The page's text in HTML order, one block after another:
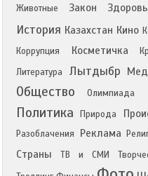
Животные
Закон
История Казахстан Кино
Коррупция Косметичка
Литература Лытдыбр
Общество Олимпиада
Политика Природа
Разоблачения
Реклама
Страны
ТВ и СМИ